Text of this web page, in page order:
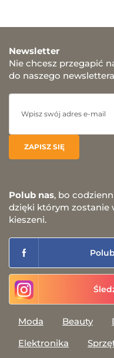
Newsletter
Nie chcesz przegapić
do naszego
Polub nas, bo
dzięki którym zostanie
kieszeni.
Moda Beauty
Elektronika